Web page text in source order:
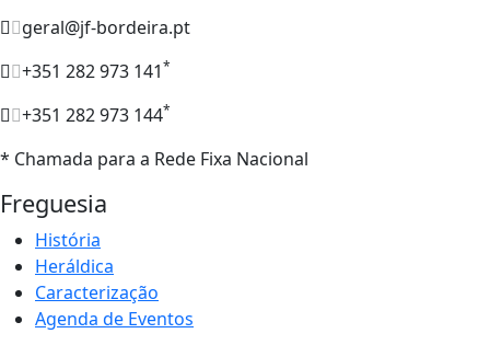
geral@jf-bordeira.pt
+351 282 973 141*
+351 282 973 144*
* Chamada para a Rede Fixa Nacional
Freguesia
História
Heráldica
Caracterização
Agenda de Eventos